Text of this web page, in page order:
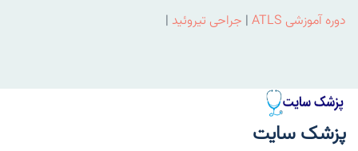
دوره آموزشی ATLS | جراحی تیروئید |
پزشک سایت